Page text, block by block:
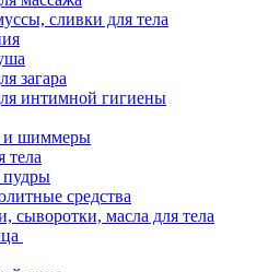
сливки для тела
загара
интимной гигиены
и шиммеры
тела
средства
сыворотки, масла для тела